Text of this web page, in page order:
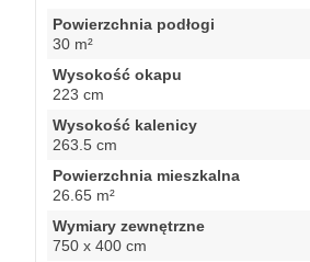
Powierzchnia podłogi
30 m²
Wysokość okapu
223 cm
Wysokość kalenicy
263.5 cm
Powierzchnia mieszkalna
26.65 m²
Wymiary zewnętrzne
750 x 400 cm